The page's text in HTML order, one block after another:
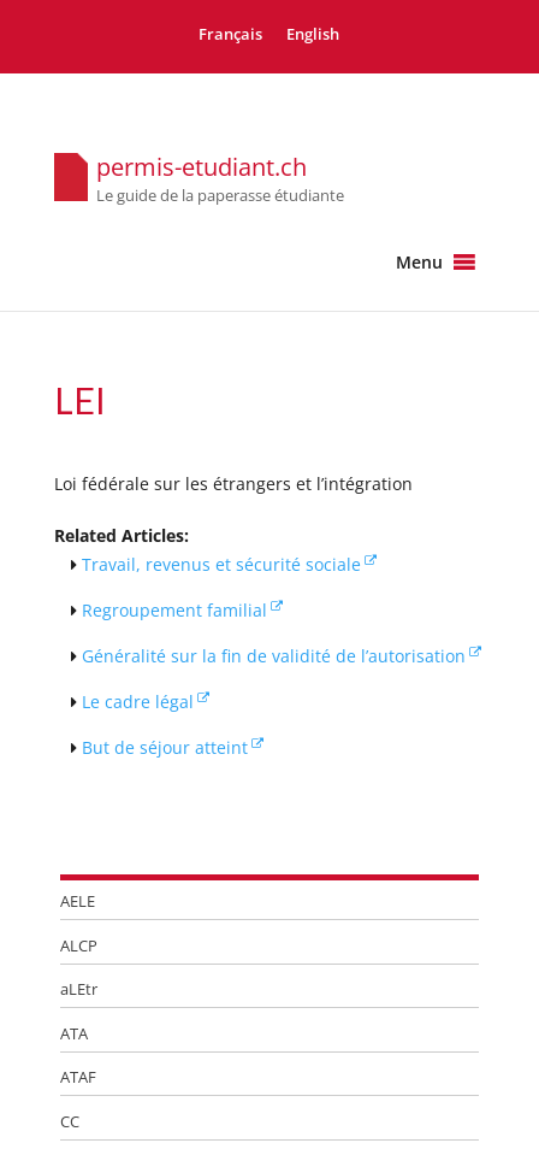
Français English
permis-etudiant.ch
Le guide de la paperasse étudiante
Menu
LEI
Loi fédérale sur les étrangers et l’intégration
Related Articles:
Travail, revenus et sécurité sociale
Regroupement familial
Généralité sur la fin de validité de l’autorisation
Le cadre légal
But de séjour atteint
AELE
ALCP
aLEtr
ATA
ATAF
CC